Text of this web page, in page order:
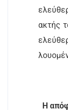
ακτής
Η